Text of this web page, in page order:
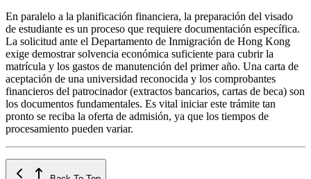
En paralelo a la planificación financiera, la preparación del visado
de estudiante es un proceso que requiere documentación específica.
La solicitud ante el Departamento de Inmigración de Hong Kong
exige demostrar solvencia económica suficiente para cubrir la
matrícula y los gastos de manutención del primer año. Una carta de
aceptación de una universidad reconocida y los comprobantes
financieros del patrocinador (extractos bancarios, cartas de beca) son
los documentos fundamentales. Es vital iniciar este trámite tan
pronto se reciba la oferta de admisión, ya que los tiempos de
procesamiento pueden variar.